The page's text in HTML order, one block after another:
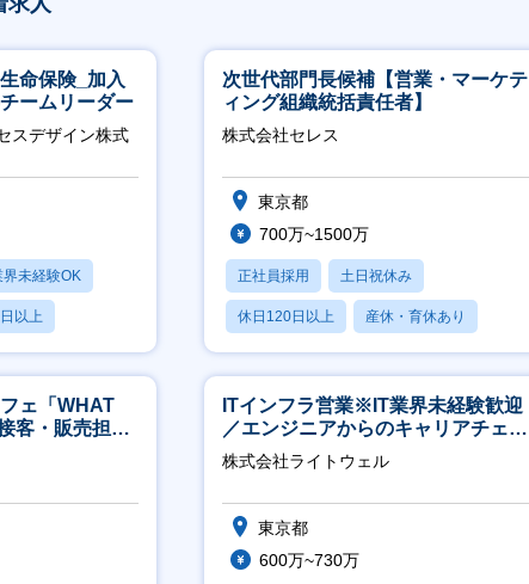
命保険_加入
ームリーダー
スデザイン株式
未経験OK
以上
次世代部門長候補【営業・マーケテ
ィング組織統括責任者】
株式会社セレス
東京都
700万~1500万
正社員採用 土日祝休み
休日120日以上 産休・育休あり
賞与あり
ェ「WHAT
客・販売担当
ITインフラ営業※IT業界未経験歓迎
／エンジニアからのキャリアチェン
ジ可※【週3～4日リモート可能】
株式会社ライトウェル
東京都
600万~730万